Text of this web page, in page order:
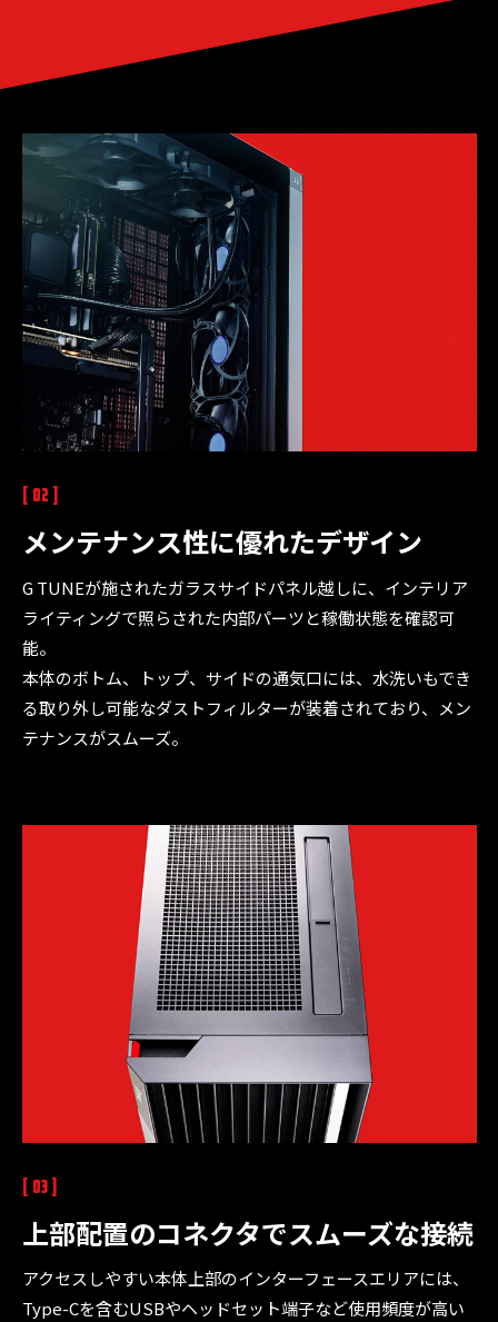
[ 02 ]
メンテナンス性に優れたデザイン
G TUNEが施されたガラスサイドパネル越しに、インテリア
ライティングで照らされた内部パーツと稼働状態を確認可
能。
本体のボトム、トップ、サイドの通気口には、水洗いもでき
る取り外し可能なダストフィルターが装着されており、メン
テナンスがスムーズ。
[ 03 ]
上部配置のコネクタでスムーズな接続
アクセスしやすい本体上部のインターフェースエリアには、
Type-Cを含むUSBやヘッドセット端子など使用頻度が高い